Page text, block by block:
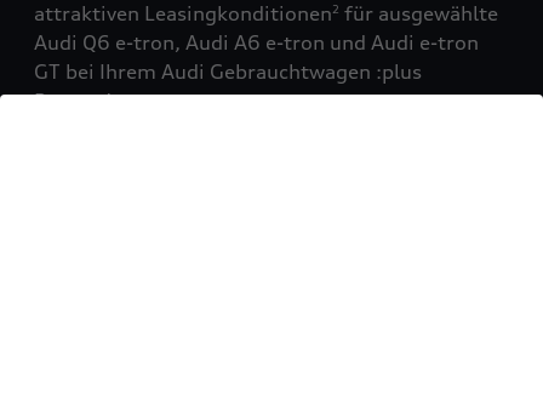
attraktiven Leasingkonditionen2 für ausgewählte
Audi Q6 e-tron, Audi A6 e-tron und Audi e-tron
GT bei Ihrem Audi Gebrauchtwagen :plus
Partner!